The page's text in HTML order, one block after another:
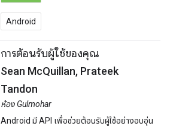
Android
การต้อนรับผู้ใช้ของคุณ
Sean McQuillan, Prateek
Tandon
ห้อง Gulmohar
Android มี API เพื่อช่วยต้อนรับผู้ใช้อย่างอบอุ่น